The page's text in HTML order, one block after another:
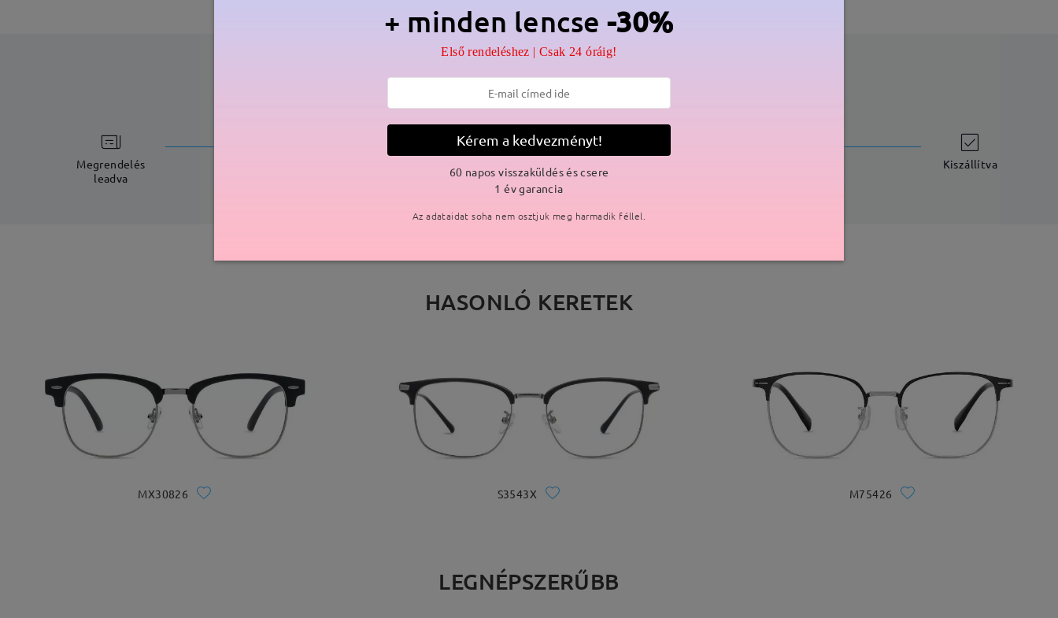
SZÁLLÍTÁS
Megrendelés
leadva
részletek Kiszállítva
HASONLÓ KERETEK
MX30826 S3543X M75426
LEGNÉPSZERŰBB
+ minden lencse -30%
Első rendeléshez | Csak 24 óráig!
Kérem a kedvezményt!
60 napos visszaküldés és csere
1 év garancia
Az adataidat soha nem osztjuk meg harmadik féllel.